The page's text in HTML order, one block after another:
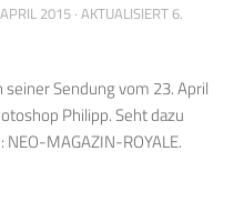
2015· AKTUALISIERT6.
Sendung vom 23. April
Philipp.Seht dazu
MAGAZIN-ROYALE.